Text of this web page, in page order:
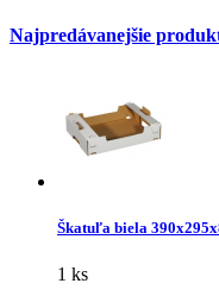
Najpredávanejšie
Škatuľa biela
1 ks